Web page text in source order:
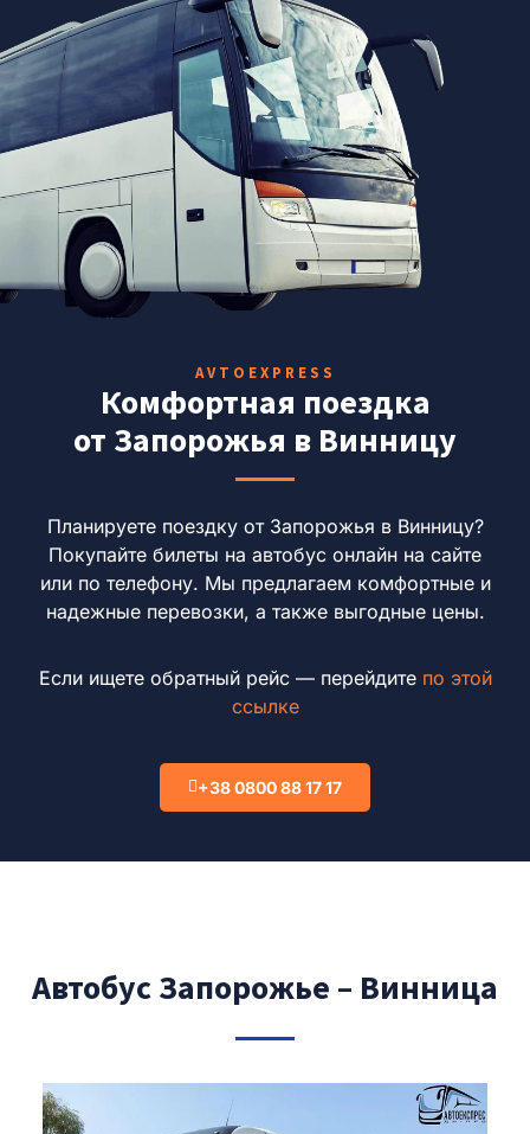
AVTOEXPRESS
Комфортная поездка
от Запорожья в Винницу
Планируете поездку от Запорожья в Винницу?
Покупайте билеты на автобус онлайн на сайте
или по телефону. Мы предлагаем комфортные и
надежные перевозки, а также выгодные цены.
Если ищете обратный рейс — перейдите по этой
ссылке
+38 0800 88 17 17
Автобус Запорожье – Винница